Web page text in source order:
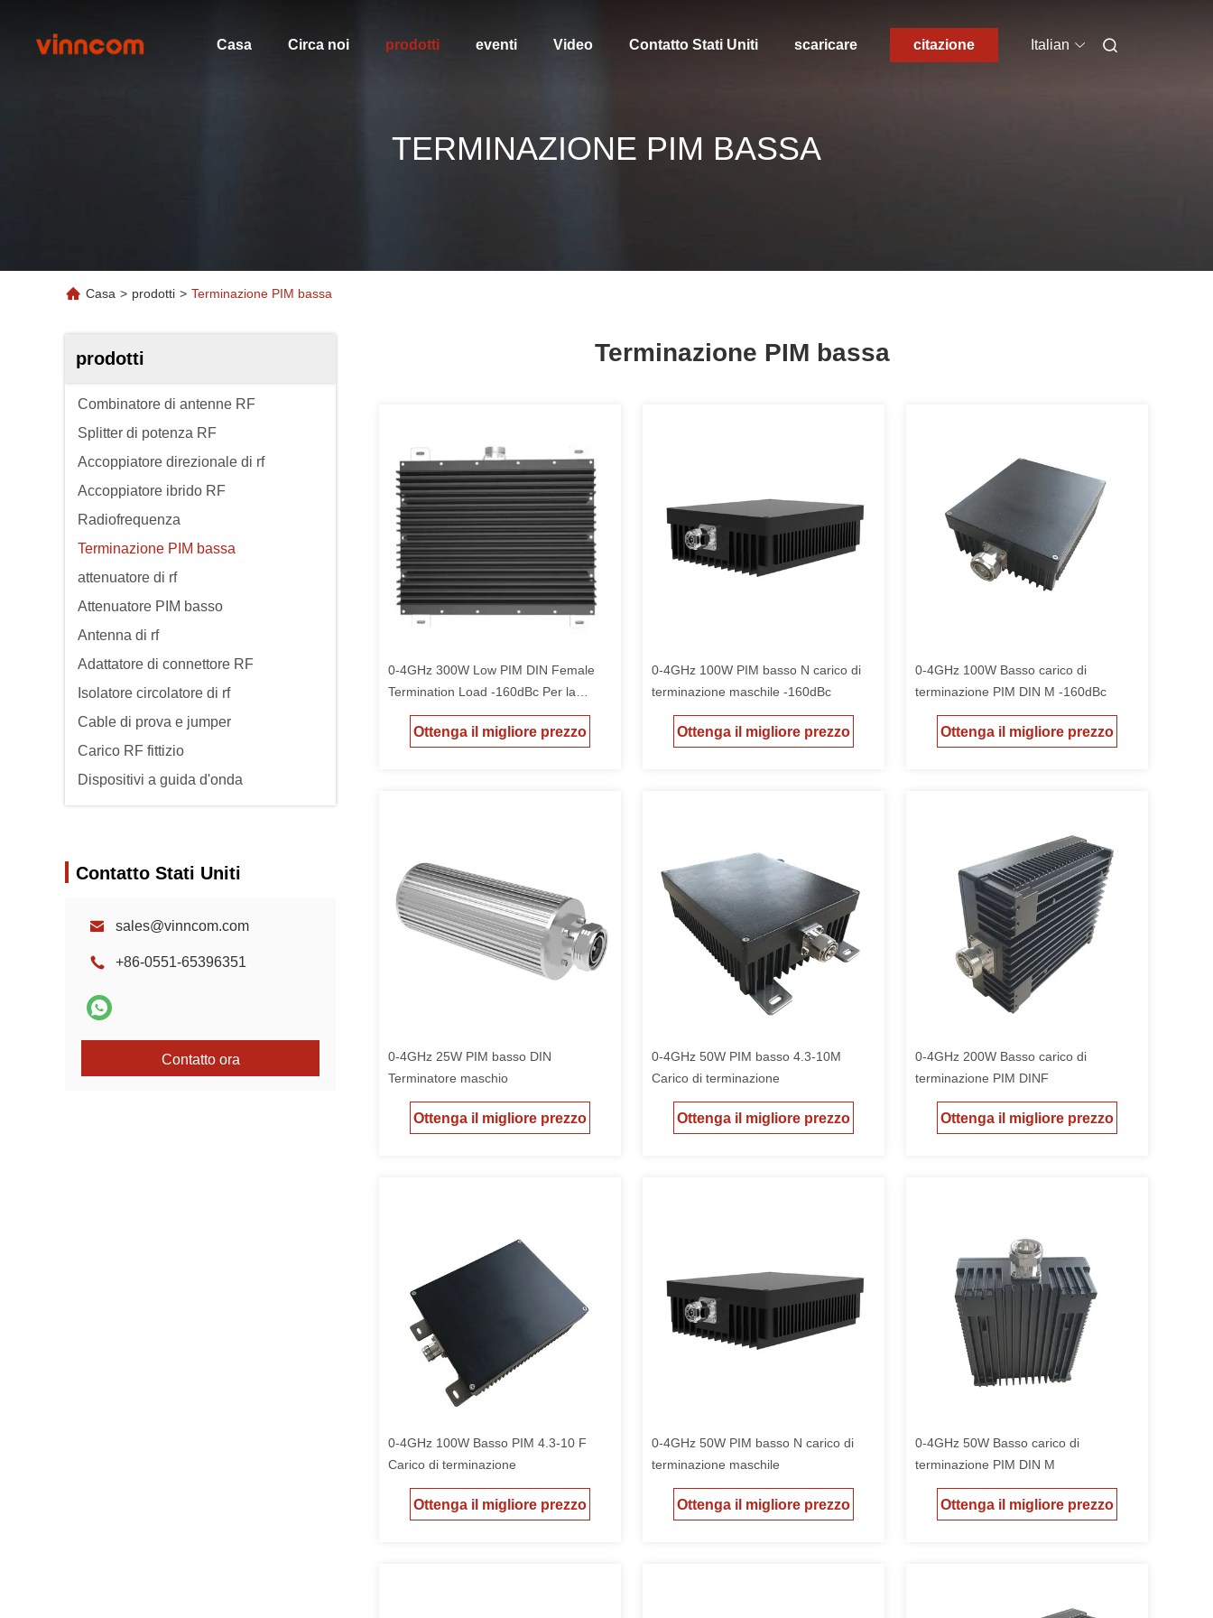
Casa Circa noi prodotti eventi Video Contatto Stati Uniti scaricare citazione Italian
TERMINAZIONE PIM BASSA
Casa > prodotti > Terminazione PIM bassa
prodotti
Combinatore di antenne RF
Splitter di potenza RF
Accoppiatore direzionale di rf
Accoppiatore ibrido RF
Radiofrequenza
Terminazione PIM bassa
attenuatore di rf
Attenuatore PIM basso
Antenna di rf
Adattatore di connettore RF
Isolatore circolatore di rf
Cable di prova e jumper
Carico RF fittizio
Dispositivi a guida d'onda
Contatto Stati Uniti
sales@vinncom.com
+86-0551-65396351
Contatto ora
Terminazione PIM bassa
0-4GHz 300W Low PIM DIN Female
Termination Load -160dBc Per la
gestione dell'alimentazione
Ottenga il migliore prezzo
0-4GHz 100W PIM basso N carico di
terminazione maschile -160dBc
Ottenga il migliore prezzo
0-4GHz 100W Basso carico di
terminazione PIM DIN M -160dBc
Ottenga il migliore prezzo
0-4GHz 25W PIM basso DIN
Terminatore maschio
Ottenga il migliore prezzo
0-4GHz 50W PIM basso 4.3-10M
Carico di terminazione
Ottenga il migliore prezzo
0-4GHz 200W Basso carico di
terminazione PIM DINF
Ottenga il migliore prezzo
0-4GHz 100W Basso PIM 4.3-10 F
Carico di terminazione
Ottenga il migliore prezzo
0-4GHz 50W PIM basso N carico di
terminazione maschile
Ottenga il migliore prezzo
0-4GHz 50W Basso carico di
terminazione PIM DIN M
Ottenga il migliore prezzo